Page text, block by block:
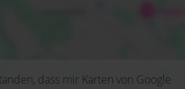
dass mir Karten von Google